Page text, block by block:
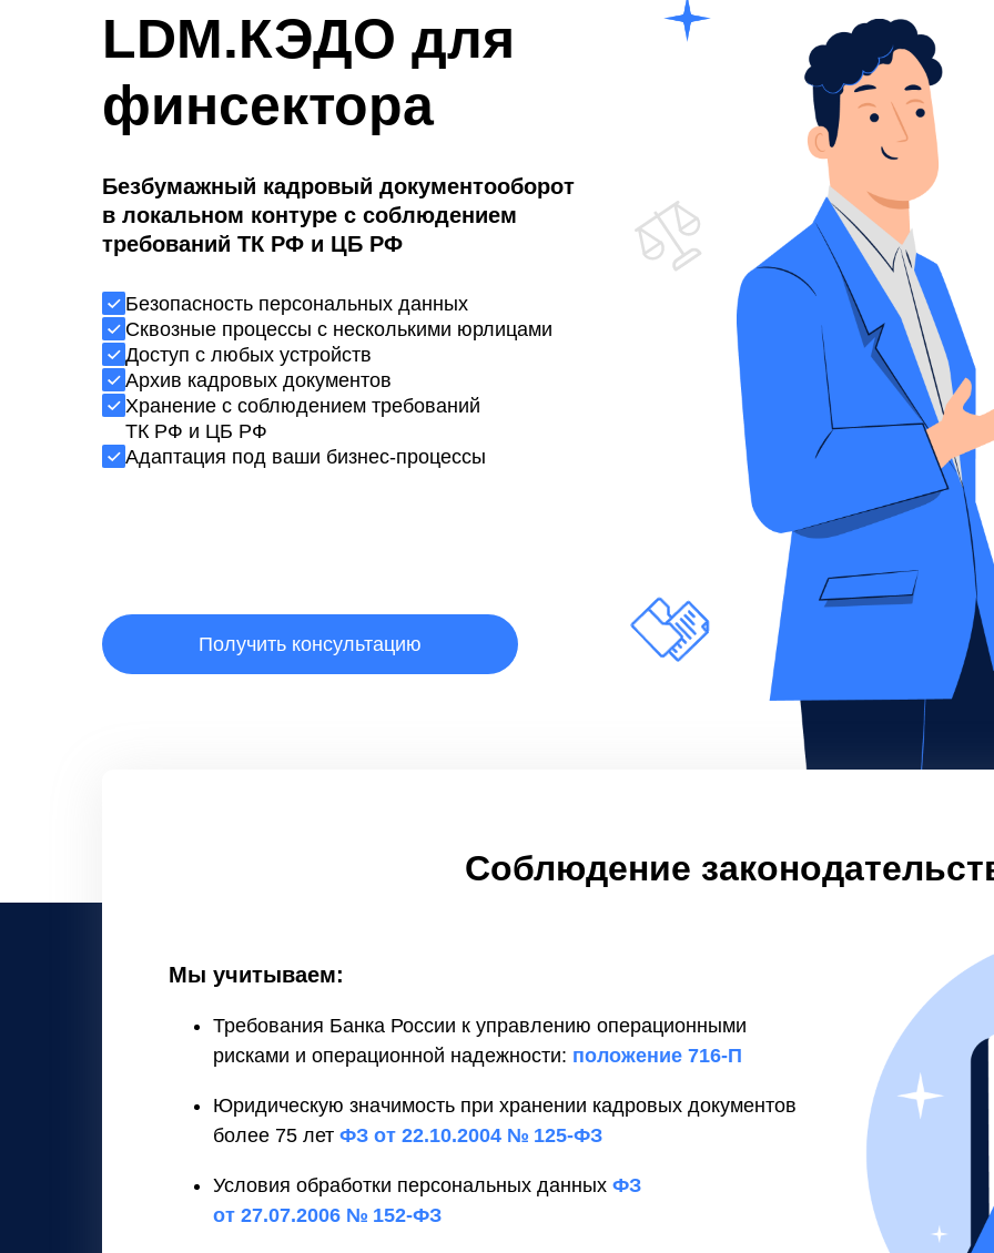
Получить консультацию
Безопасность персональных данных
Сквозные процессы с несколькими юрлицами
Доступ с любых устройств
Архив кадровых документов
Хранение с соблюдением требований
ТК РФ и ЦБ РФ
Адаптация под ваши бизнес-процессы
Безбумажный кадровый документооборот
в локальном контуре с соблюдением
требований ТК РФ и ЦБ РФ
LDM.КЭДО для
финсектора
Мы учитываем:
Требования Банка России к управлению операционными
рисками и операционной надежности: положение 716-П
Юридическую значимость при хранении кадровых документов
более 75 лет ФЗ от 22.10.2004 № 125-ФЗ
Условия обработки персональных данных ФЗ
от 27.07.2006 № 152-ФЗ
Соблюдение